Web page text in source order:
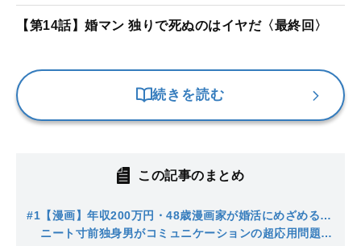
【第14話】婚マン 独りで死ぬのはイヤだ〈最終回〉
続きを読む
この記事のまとめ
#1 【漫画】年収200万円・48歳漫画家が婚活にめざめる…
ニート寸前独身男がコミュニケーションの超応用問題に